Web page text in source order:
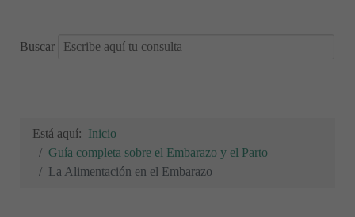
Buscar
Está aquí: Inicio
Guía completa sobre el Embarazo y el Parto
La Alimentación en el Embarazo